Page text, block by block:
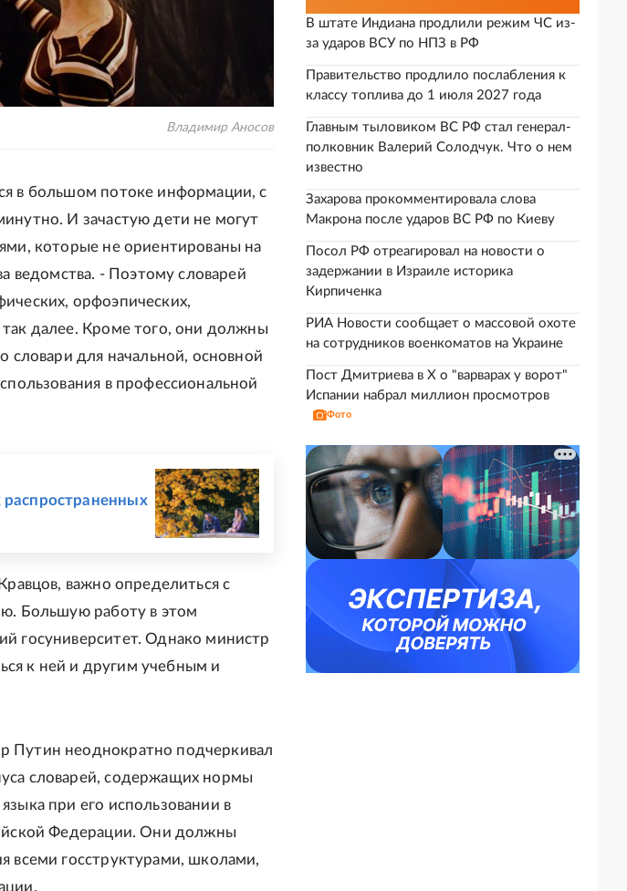
Владимир Аносов
в большом потоке информации, с
И зачастую дети не могут
которые не ориентированы на
ведомства. - Поэтому словарей
орфоэпических,
далее. Кроме того, они должны
словари для начальной, основной
в профессиональной
важно определиться с
Большую работу в этом
госуниверситет. Однако министр
к ней и другим учебным и
Путин неоднократно подчеркивал
словарей, содержащих нормы
при его использовании в
Федерации. Они должны
всеми госструктурами, школами,
В штате Индиана продлили режим ЧС из-
за ударов ВСУ по НПЗ в РФ
Правительство продлило послабления к
классу топлива до 1 июля 2027 года
Главным тыловиком ВС РФ стал генерал-
полковник Валерий Солодчук. Что о нем
известно
Захарова прокомментировала слова
Макрона после ударов ВС РФ по Киеву
Посол РФ отреагировал на новости о
задержании в Израиле историка
Кирпиченка
РИА Новости сообщает о массовой охоте
на сотрудников военкоматов на Украине
Пост Дмитриева в X о "варварах у ворот"
Испании набрал миллион просмотров
Фото